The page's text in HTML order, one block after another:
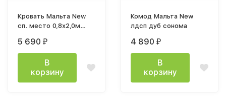
Кровать Мальта New
сп. место 0,8х2,0м
5 690 ₽
В
корзину
Комод Мальта New
лдсп дуб сонома
4 890 ₽
В
корзину